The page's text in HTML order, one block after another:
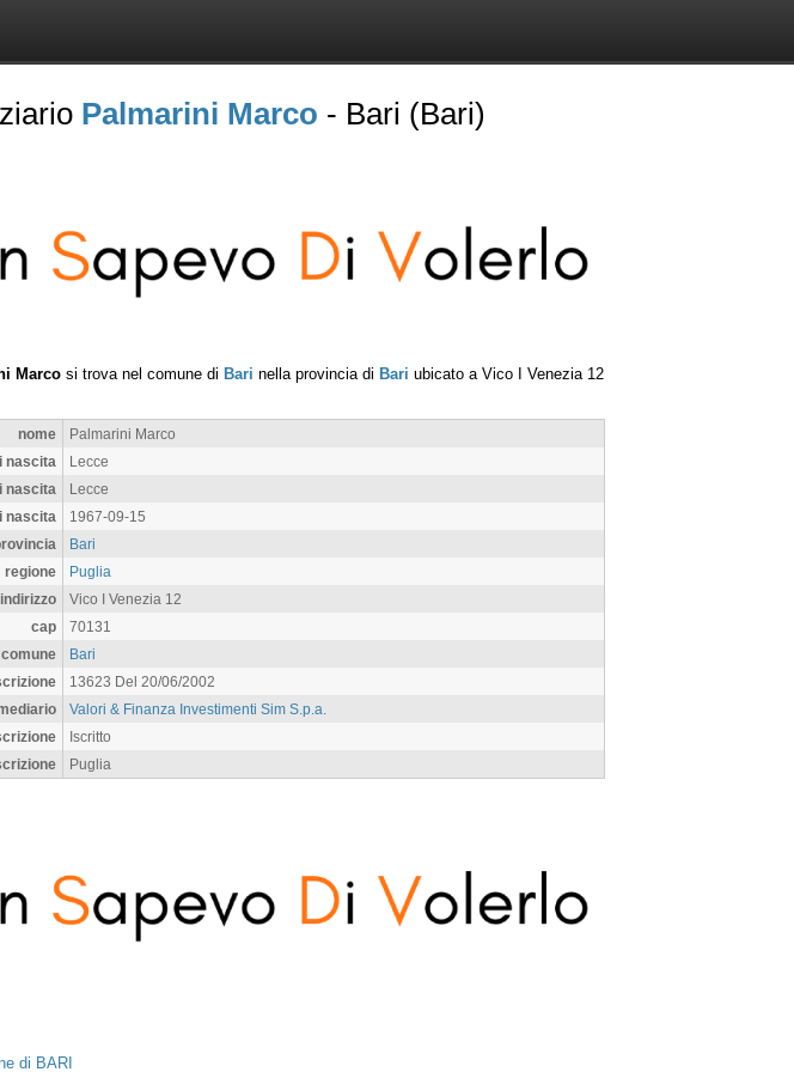
Palmarini Marco - Bari (Bari)
Marco si trova nel comune di Bari nella provincia di Bari ubicato a Vico I Venezia 12
nome
Palmarini Marco
nascita
Lecce
nascita
Lecce
nascita
1967-09-15
Bari
regione
Puglia
indirizzo
Vico I Venezia 12
cap
70131
comune
Bari
13623 Del 20/06/2002
Valori & Finanza Investimenti Sim S.p.a.
Iscritto
Puglia
di BARI